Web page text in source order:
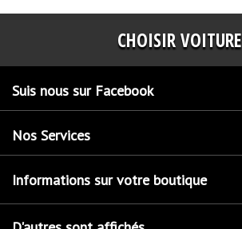
CHOISIR VOITURE
Suis nous sur Facebook
Nos Services
Informations sur votre boutique